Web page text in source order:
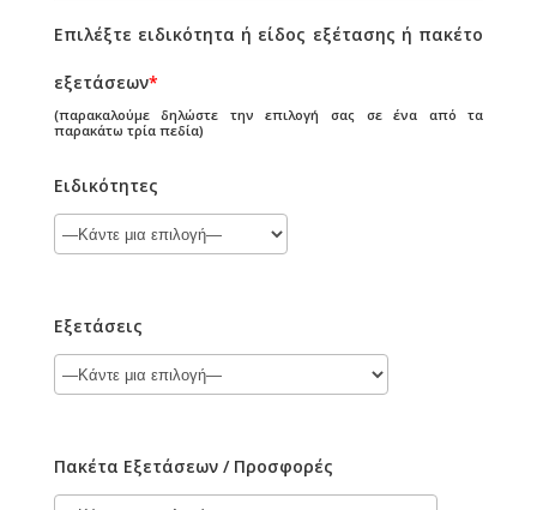
Επιλέξτε ειδικότητα ή είδος εξέτασης ή πακέτο
εξετάσεων*
(παρακαλούμε δηλώστε την επιλογή σας σε ένα από τα
παρακάτω τρία πεδία)
Ειδικότητες
Εξετάσεις
Πακέτα Εξετάσεων / Προσφορές